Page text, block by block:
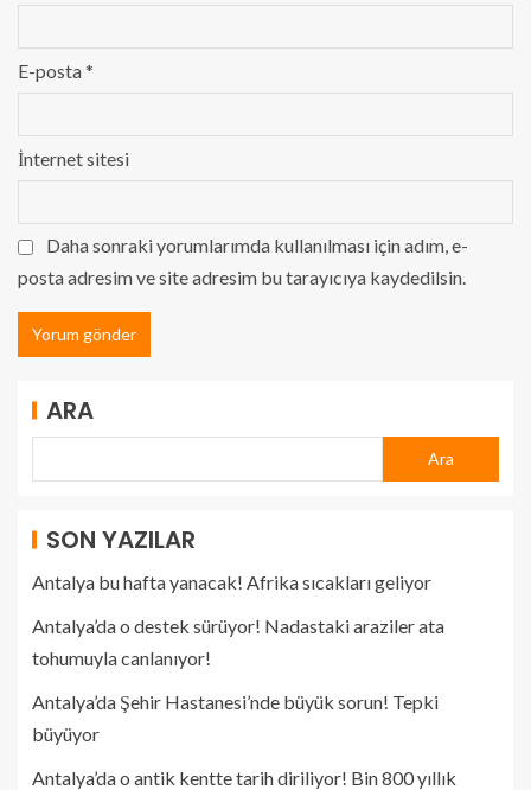
E-posta*
İnternet sitesi
Daha sonraki yorumlarımda kullanılması için adım, e-
posta adresim ve site adresim bu tarayıcıya kaydedilsin.
ARA
Ara
SON YAZILAR
Antalya bu hafta yanacak! Afrika sıcakları geliyor
Antalya’da o destek sürüyor! Nadastaki araziler ata
tohumuyla canlanıyor!
Antalya’da Şehir Hastanesi’nde büyük sorun! Tepki
büyüyor
Antalya’da o antik kentte tarih diriliyor! Bin 800 yıllık